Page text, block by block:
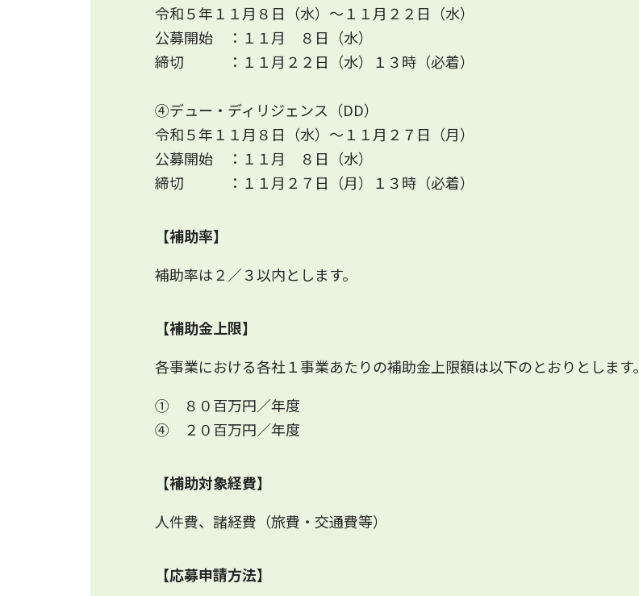
令和５年１１月８日（水）～１１月２２日（水）
公募開始 ： １１月 ８日（水）
締切 ： １１月２２日（水） １３時（必着）
④デュー・ディリジェンス（DD）
令和５年１１月８日（水）～１１月２７日（月）
公募開始 ： １１月 ８日（水）
締切 ： １１月２７日（月） １３時（必着）
【補助率】
補助率は２／３以内とします。
【補助金上限】
各事業における各社１事業あたりの補助金上限額は以下のとおりとします。
① ８０百万円／年度
④ ２０百万円／年度
【補助対象経費】
人件費、諸経費（旅費・交通費等）
【応募申請方法】